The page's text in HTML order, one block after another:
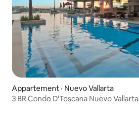
Appartement · Nuevo Vallarta
3 BR Condo D'Toscana Nuevo Vallarta